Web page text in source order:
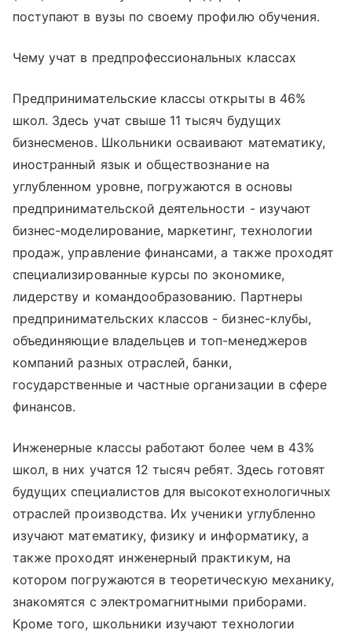
поступают в вузы по своему профилю обучения.
Чему учат в предпрофессиональных классах
Предпринимательские классы открыты в 46%
школ. Здесь учат свыше 11 тысяч будущих
бизнесменов. Школьники осваивают математику,
иностранный язык и обществознание на
углубленном уровне, погружаются в основы
предпринимательской деятельности - изучают
бизнес-моделирование, маркетинг, технологии
продаж, управление финансами, а также проходят
специализированные курсы по экономике,
лидерству и командообразованию. Партнеры
предпринимательских классов - бизнес-клубы,
объединяющие владельцев и топ-менеджеров
компаний разных отраслей, банки,
государственные и частные организации в сфере
финансов.
Инженерные классы работают более чем в 43%
школ, в них учатся 12 тысяч ребят. Здесь готовят
будущих специалистов для высокотехнологичных
отраслей производства. Их ученики углубленно
изучают математику, физику и информатику, а
также проходят инженерный практикум, на
котором погружаются в теоретическую механику,
знакомятся с электромагнитными приборами.
Кроме того, школьники изучают технологии